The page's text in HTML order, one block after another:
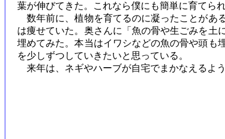
葉が伸びてきた。これなら僕にも簡単に育てら
数年前に、植物を育てるのに凝ったことがあ
は痩せていた。奥さんに「魚の骨や生ごみを土
埋めてみた。本当はイワシなどの魚の骨や頭も
を少しずつしていきたいと思っている。
来年は、ネギやハーブが自宅でまかなえるよ